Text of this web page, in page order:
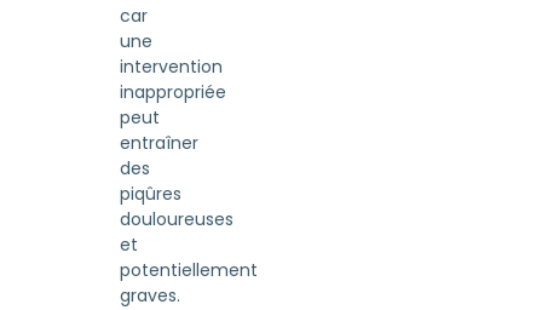
car
une
intervention
inappropriée
peut
entraîner
des
piqûres
douloureuses
et
potentiellement
graves.